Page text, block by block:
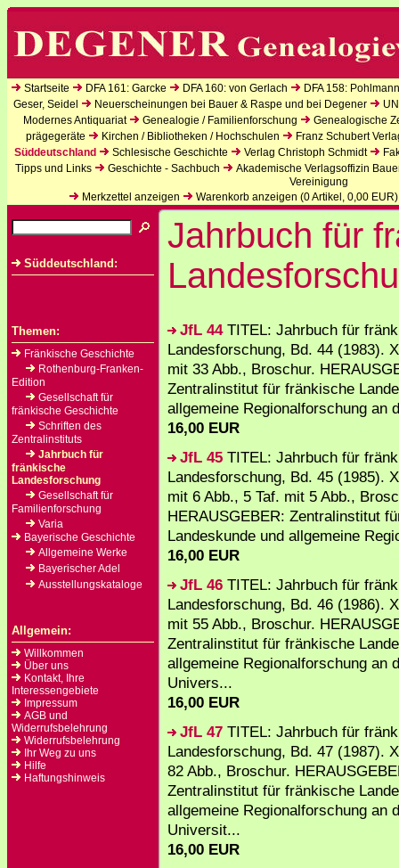
Startseite DFA 161: Garcke DFA 160: von Gerlach
DFA 158:
Geser, Seidel
Neuerscheinungen bei Bauer & Raspe und bei Degener
Modernes Antiquariat
Genealogie / Familienforschung
Genealogische
prägegeräte
Kirchen / Bibliotheken / Hochschulen
Franz Schubert
Süddeutschland
Schlesische Geschichte Verlag Christoph Schmidt
Tipps und Links
Geschichte - Sachbuch
Akademische Verlagsoffizin
Vereinigung
Merkzettel anzeigen
Warenkorb anzeigen (0Artikel, 0,00 EUR)
Süddeutschland:
Themen:
Fränkische Geschichte
Rothenburg-Franken-
Edition
Gesellschaft für
fränkische Geschichte
Schriften des
Zentralinstituts
Jahrbuch für
fränkische
Landesforschung
Gesellschaft für
Familienforschung
Varia
Bayerische Geschichte
Allgemeine Werke
Bayerischer Adel
Ausstellungskataloge
Allgemein:
Willkommen
Über uns
Kontakt, Ihre
Interessengebiete
Impressum
AGB und
Widerrufsbelehrung
Widerrufsbelehrung
Ihr Weg zu uns
Hilfe
Haftungshinweis
Jahrbuch für
JfL 44TITEL: Jahrbuch für
Landesforschung, Bd. 44 (1983).
mit 33 Abb., Broschur.
Zentralinstitut für fränkische
allgemeine Regionalforschung an
16,00 EUR
JfL 45 TITEL: Jahrbuch für
Landesforschung, Bd. 45 (1985).
mit 6 Abb., 5 Taf. mit 5 Abb.,
HERAUSGEBER: Zentralinstitut
Landeskunde und allgemeine
16,00 EUR
JfL 46 TITEL: Jahrbuch für
Landesforschung, Bd. 46 (1986).
mit 55 Abb., Broschur.
Zentralinstitut für fränkische
allgemeine Regionalforschung an
Univers...
16,00 EUR
JfL 47 TITEL: Jahrbuch für
Landesforschung, Bd. 47 (1987).
82 Abb., Broschur.
Zentralinstitut für fränkische
allgemeine Regionalforschung an
Universit...
16,00 EUR